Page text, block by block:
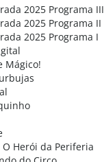
2025 Programa III
2025 Programa II
2025 Programa I
Mágico!
Herói da Periferia